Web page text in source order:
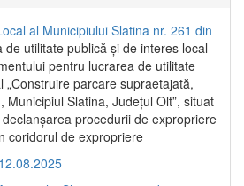
al Municipiului Slatina nr. 261 din
de utilitate publică și de interes local
pentru lucrarea de utilitate
„Construire parcare supraetajată,
Municipiul Slatina, Județul Olt”, situat
procedurii de expropriere
coridorul de expropriere